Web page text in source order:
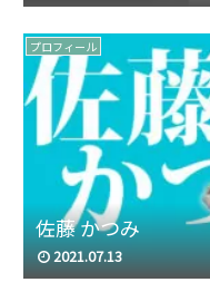
プロフィール
佐藤 かつみ
2021.07.13